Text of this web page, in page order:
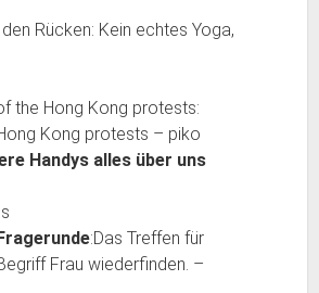
Rücken: Kein echtes Yoga,
the Hong Kong protests:
Kong protests – piko
Handys alles über uns
:Das Treffen für
Frau wiederfinden. –